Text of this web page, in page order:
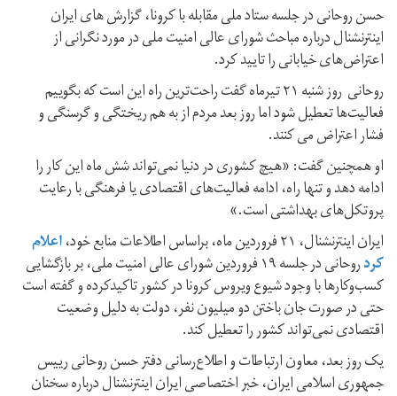
حسن روحانی در جلسه‌ ستاد ملی مقابله با کرونا، گزارش های ایران
اینترنشنال درباره مباحث شورای عالی امنیت ملی در مورد نگرانی از
اعتراض‌های خیابانی را تایید کرد.
روحانی روز شنبه ۲۱ تیرماه گفت راحت‌ترین راه این است که بگوییم
فعالیت‌ها تعطیل شود اما روز بعد مردم از به هم ریختگی و گرسنگی و
فشار اعتراض می کنند.
او همچنین گفت: «هیچ کشوری در دنیا نمی‌تواند شش ماه این کار را
ادامه دهد و تنها راه، ادامه فعالیت‌های اقتصادی یا فرهنگی با رعایت
پروتکل‌های بهداشتی است.»
ایران‌ اینترنشنال، ۲۱ فروردین ماه، براساس اطلاعات منابع خود،
اعلام
کرد روحانی در جلسه ۱۹ فروردین شورای عالی امنیت ملی، بر بازگشایی
کسب‌وکارها با وجود شیوع ویروس کرونا در کشور تاکیدکرده و گفته است
حتی در صورت جان باختن دو میلیون نفر، دولت به دلیل وضعیت
اقتصادی نمی‌تواند کشور را تعطیل کند.
یک روز بعد، معاون ارتباطات و اطلاع‌رسانی دفتر حسن روحانی رییس
‌جمهوری اسلامی ایران، خبر اختصاصی ایران‌ اینترنشنال درباره سخنان